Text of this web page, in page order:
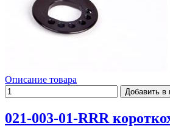
Описание товара
021-003-01-RRR